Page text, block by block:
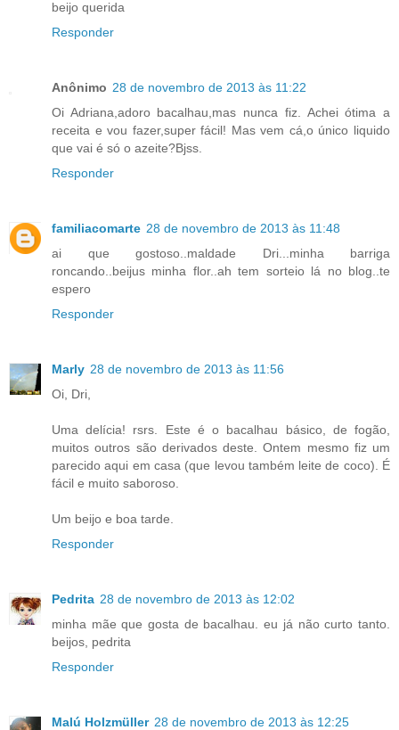
beijo querida
Responder
Anônimo 28 de novembro de 2013 às 11:22
Oi Adriana,adoro bacalhau,mas nunca fiz. Achei ótima a
receita e vou fazer,super fácil! Mas vem cá,o único liquido
que vai é só o azeite?Bjss.
Responder
familiacomarte 28 de novembro de 2013 às 11:48
ai que gostoso..maldade Dri...minha barriga
roncando..beijus minha flor..ah tem sorteio lá no blog..te
espero
Responder
Marly 28 de novembro de 2013 às 11:56
Oi, Dri,
Uma delícia! rsrs. Este é o bacalhau básico, de fogão,
muitos outros são derivados deste. Ontem mesmo fiz um
parecido aqui em casa (que levou também leite de coco). É
fácil e muito saboroso.
Um beijo e boa tarde.
Responder
Pedrita 28 de novembro de 2013 às 12:02
minha mãe que gosta de bacalhau. eu já não curto tanto.
beijos, pedrita
Responder
Malú Holzmüller 28 de novembro de 2013 às 12:25